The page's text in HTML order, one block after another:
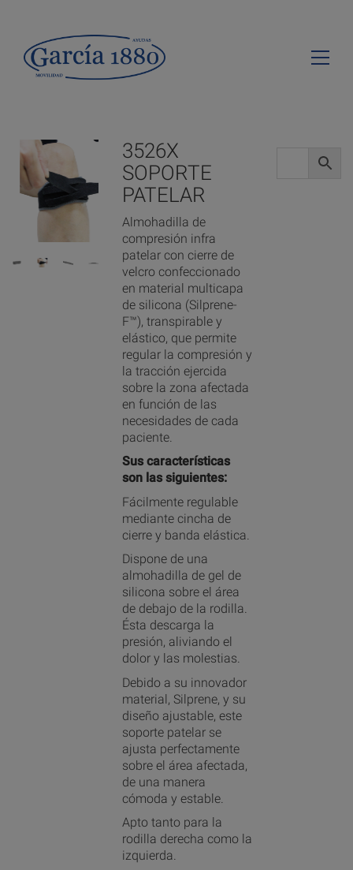
3526X
SOPORTE
PATELAR
Almohadilla de
compresión infra
patelar con cierre de
velcro confeccionado
en material multicapa
de silicona (Silprene-
F™), transpirable y
elástico, que permite
regular la compresión y
la tracción ejercida
sobre la zona afectada
en función de las
necesidades de cada
paciente.
Sus características
son las siguientes:
Fácilmente regulable
mediante cincha de
cierre y banda elástica.
Dispone de una
almohadilla de gel de
silicona sobre el área
de debajo de la rodilla.
Ésta descarga la
presión, aliviando el
dolor y las molestias.
Debido a su innovador
material, Silprene, y su
diseño ajustable, este
soporte patelar se
ajusta perfectamente
sobre el área afectada,
de una manera
cómoda y estable.
Apto tanto para la
rodilla derecha como la
izquierda.